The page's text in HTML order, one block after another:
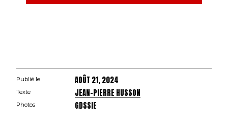
Publié le AOÛT 21, 2024
Texte JEAN-PIERRE HUSSON
Photos GDSSIE